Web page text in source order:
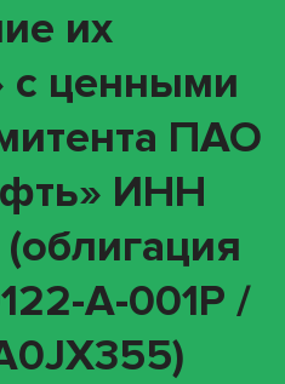
их
с ценными
ПАО
ИНН
A-001P /